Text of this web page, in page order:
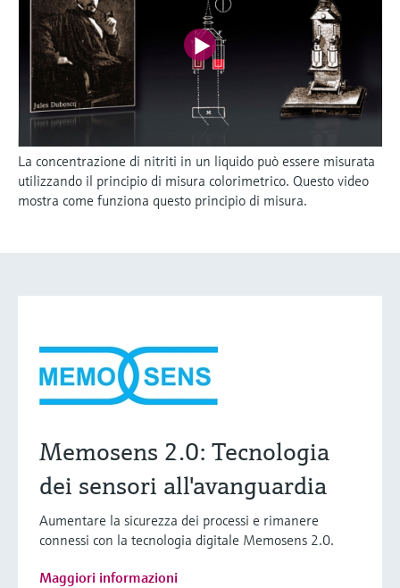
La concentrazione di nitriti in un liquido può essere misurata
utilizzando il principio di misura colorimetrico. Questo video
mostra come funziona questo principio di misura.
Memosens 2.0: Tecnologia
dei sensori all'avanguardia
Aumentare la sicurezza dei processi e rimanere
connessi con la tecnologia digitale Memosens 2.0.
Maggiori informazioni